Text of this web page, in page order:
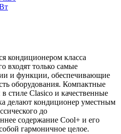
кондиционером класса
входят только самые
и функции, обеспечивающие
оборудования. Компактные
стиле Clasico и качественные
делают кондиционер уместным
до
содержание Cool+ и его
гармоничное целое.